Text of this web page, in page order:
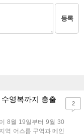
등록
영복까지 총출
8월 19일부터 9월 30
역 어스름 구역과 메인
2